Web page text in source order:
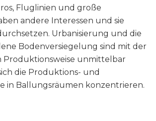
Fluglinien und große
andere Interessen und sie
Urbanisierung und die
Bodenversiegelung sind mit der
Produktionsweise unmittelbar
die Produktions- und
in Ballungsräumen konzentrieren.